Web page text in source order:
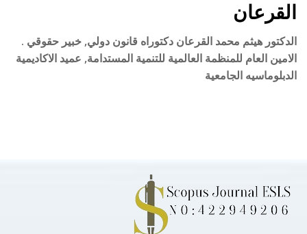
القرعان
الدكتور هيثم محمد القرعان دكتوراه قانون دولي, خبير حقوقي .
الامين العام للمنظمة العالمية للتنمية المستدامة, عميد الاكاديمية
الدبلوماسيه الجامعية